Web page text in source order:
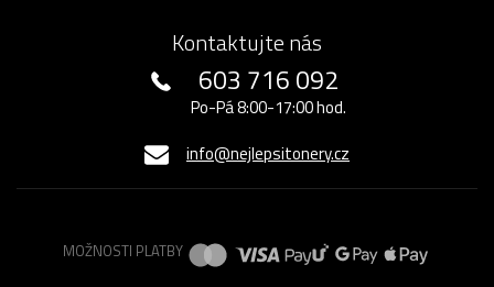
Kontaktujte nás
603 716 092
Po-Pá 8:00-17:00 hod.
info@nejlepsitonery.cz
MOŽNOSTI PLATBY